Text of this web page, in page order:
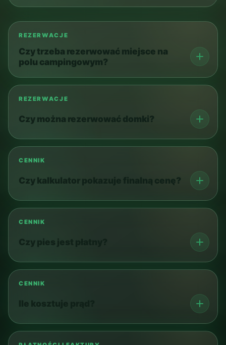
REZERWACJE
Czy trzeba rezerwować miejsce na
polu campingowym?
REZERWACJE
Czy można rezerwować domki?
CENNIK
Czy kalkulator pokazuje finalną cenę?
CENNIK
Czy pies jest płatny?
CENNIK
Ile kosztuje prąd?